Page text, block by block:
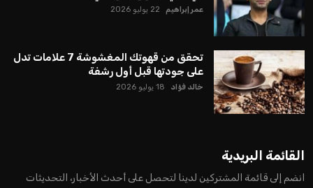
عمر إبراهيم 22 يوليو 2026
تحقق من قهوتك المغشوشة 7 علامات تدل
على جودتها قبل أول رشفة
خالد فؤاد 18 يوليو 2026
القائمة البريدية
انضم إلى قائمة المشتركين لدينا لتحصل على أحدث الأخبار، التحديثات